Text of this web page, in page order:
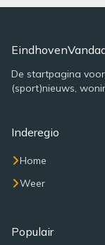
De startpagina
(sport)nieuws,
Inderegio
Home
Weer
Populair